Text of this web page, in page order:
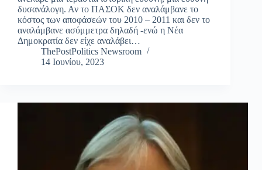
δυσανάλογη. Αν το ΠΑΣΟΚ δεν αναλάμβανε το
κόστος των αποφάσεών του 2010 – 2011 και δεν το
αναλάμβανε ασύμμετρα δηλαδή -ενώ η Νέα
Δημοκρατία δεν είχε αναλάβει…
ThePostPolitics Newsroom
14 Ιουνίου, 2023